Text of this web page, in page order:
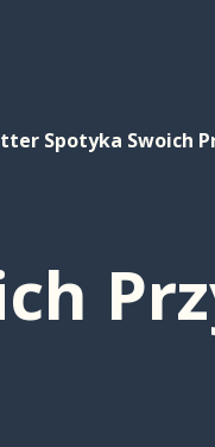
Spotyka Swoich